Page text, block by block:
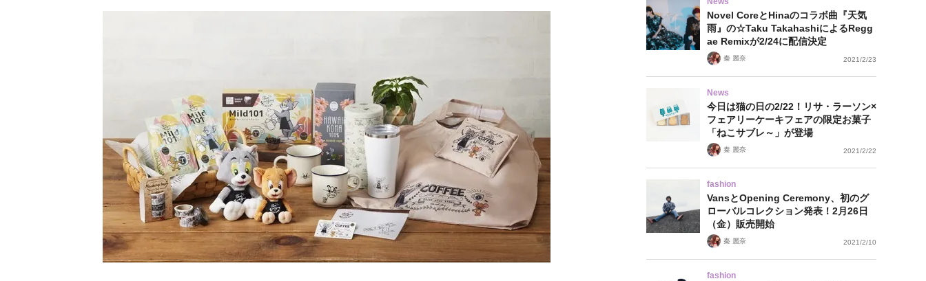
Novel CoreとHinaのコラボ曲『天気
雨』の☆Taku TakahashiによるRegg
ae Remixが2/24に配信決定
秦 麗奈 2021/2/23
News
今日は猫の日の2/22！リサ・ラーソン×
フェアリーケーキフェアの限定お菓子
「ねこサブレ～」が登場
秦 麗奈 2021/2/22
fashion
VansとOpening Ceremony、初のグ
ローバルコレクション発表！2月26日
（金）販売開始
秦 麗奈 2021/2/10
fashion